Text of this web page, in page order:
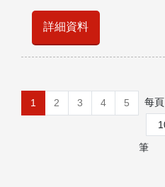
詳細資料
1 2 3 4 5 每頁
筆